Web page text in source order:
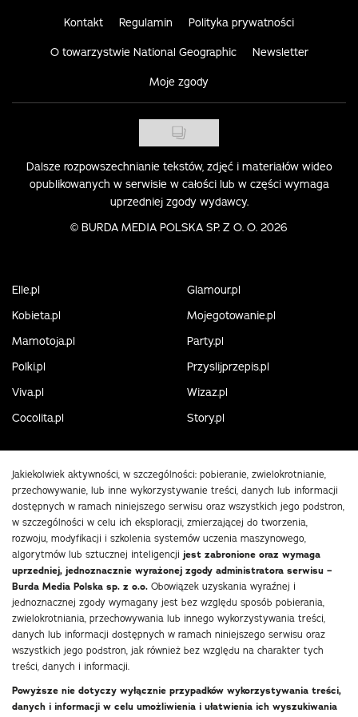
Kontakt Regulamin Polityka prywatności
O towarzystwie National Geographic Newsletter
Moje zgody
Dalsze rozpowszechnianie tekstów, zdjęć i materiałów wideo
opublikowanych w serwisie w całości lub w części wymaga
uprzedniej zgody wydawcy.
© BURDA MEDIA POLSKA SP. Z O. O. 2026
Elle.pl
Glamour.pl
Kobieta.pl
Mojegotowanie.pl
Mamotoja.pl
Party.pl
Polki.pl
Przyslijprzepis.pl
Viva.pl
Wizaz.pl
Cocolita.pl
Story.pl
Jakiekolwiek aktywności, w szczególności: pobieranie, zwielokrotnianie,
przechowywanie, lub inne wykorzystywanie treści, danych lub informacji
dostępnych w ramach niniejszego serwisu oraz wszystkich jego podstron,
w szczególności w celu ich eksploracji, zmierzającej do tworzenia,
rozwoju, modyfikacji i szkolenia systemów uczenia maszynowego,
algorytmów lub sztucznej inteligencji jest zabronione oraz wymaga
uprzedniej, jednoznacznie wyrażonej zgody administratora serwisu –
Burda Media Polska sp. z o.o. Obowiązek uzyskania wyraźnej i
jednoznacznej zgody wymagany jest bez względu sposób pobierania,
zwielokrotniania, przechowywania lub innego wykorzystywania treści,
danych lub informacji dostępnych w ramach niniejszego serwisu oraz
wszystkich jego podstron, jak również bez względu na charakter tych
treści, danych i informacji.
Powyższe nie dotyczy wyłącznie przypadków wykorzystywania treści,
danych i informacji w celu umożliwienia i ułatwienia ich wyszukiwania